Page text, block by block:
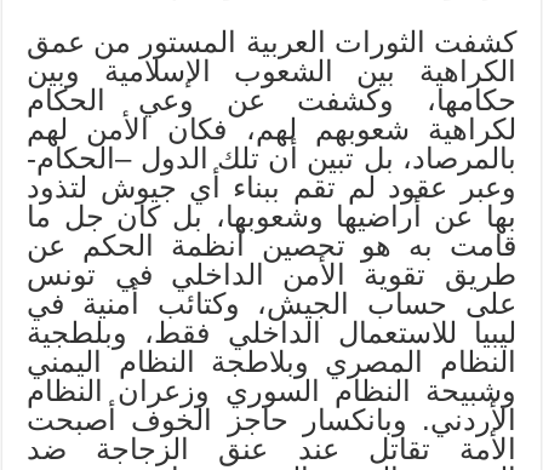
كشفت الثورات العربية المستور من عمق
الكراهية بين الشعوب الإسلامية وبين
حكامها، وكشفت عن وعي الحكام
لكراهية شعوبهم لهم، فكان الأمن لهم
بالمرصاد، بل تبين أن تلك الدول –الحكام-
وعبر عقود لم تقم ببناء أي جيوش لتذود
بها عن أراضيها وشعوبها، بل كان جل ما
قامت به هو تحصين أنظمة الحكم عن
طريق تقوية الأمن الداخلي في تونس
على حساب الجيش، وكتائب أمنية في
ليبيا للاستعمال الداخلي فقط، وبلطجية
النظام المصري وبلاطجة النظام اليمني
وشبيحة النظام السوري وزعران النظام
الأردني. وبانكسار حاجز الخوف أصبحت
الأمة تقاتل عند عنق الزجاجة ضد